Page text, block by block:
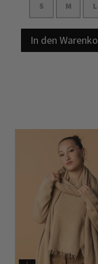
S M L
In den